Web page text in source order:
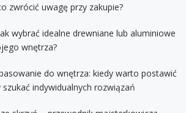
zwrócić uwagę przy zakupie?
wybrać idealne drewniane lub aluminiowe
wnętrza?
do wnętrza: kiedy warto postawić
indywidualnych rozwiązań